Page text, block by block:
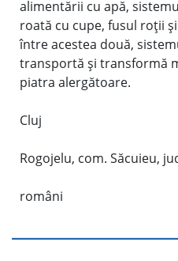
alimentării cu apă,
roată cu cupe, fusul roţii
între acestea două,
transportă şi transformă
piatra alergătoare.
Cluj
Rogojelu, com. Săcuieu,
români